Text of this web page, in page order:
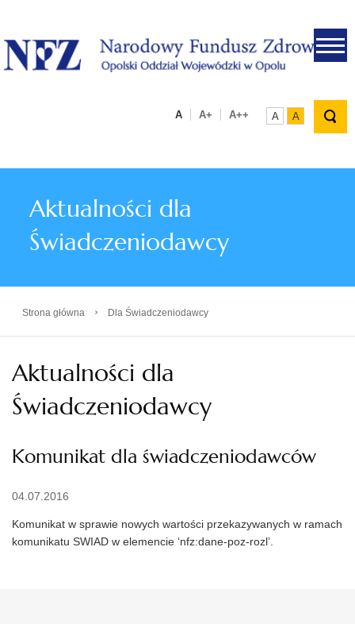
.
A A+ A++ A A
Aktualności dla
Świadczeniodawcy
Strona główna › Dla Świadczeniodawcy
Aktualności dla
Świadczeniodawcy
Komunikat dla świadczeniodawców
04.07.2016
Komunikat w sprawie nowych wartości przekazywanych w ramach
komunikatu SWIAD w elemencie ‘nfz:dane-poz-rozl’.